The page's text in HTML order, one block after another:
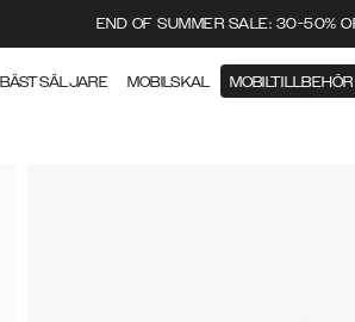
END OF SUMMER SALE: 30-50%
BÄSTSÄLJARE MOBILSKAL MOBILTILLBEHÖR